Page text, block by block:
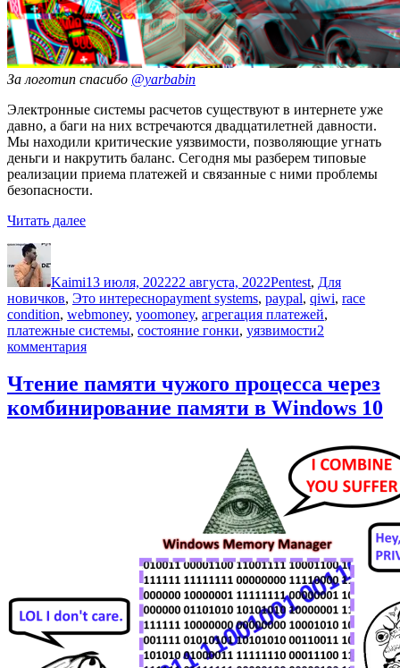
За логотип спасибо @yarbabin
Электронные системы расчетов существуют в интернете уже
давно, а баги на них встречаются двадцатилетней давности.
Мы находили критические уязвимости, позволяющие угнать
деньги и накрутить баланс. Сегодня мы разберем типовые
реализации приема платежей и связанные с ними проблемы
безопасности.
Читать далее«20
платежей»
Автор
Kaimi13 июля, 202222 августа, 2022Pentest, Для
новичков, Это интересноМетки
payment systems, paypal, qiwi, race
condition, webmoney, yoomoney, агрегация платежей,
платежные системы, состояние гонки, уязвимости2
комментарияк
20
лет
проблем
Чтение памяти чужого процесса через
комбинирование памяти в Windows 10